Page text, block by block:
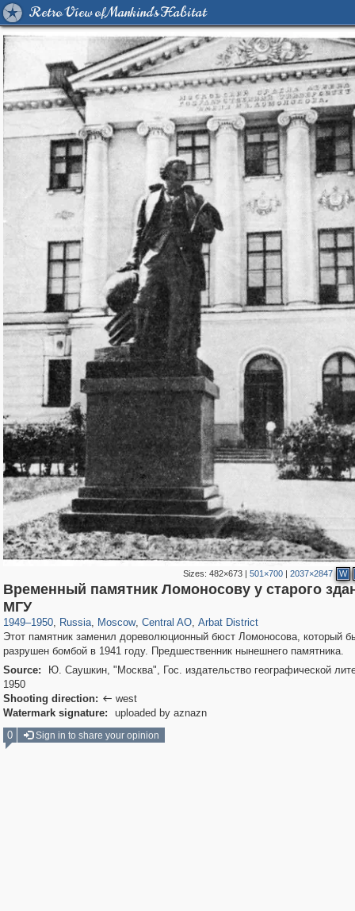
Retro View of Mankind's Habitat
Sizes: 482×673| 501×700| 2037×2847 W
Временный памятник Ломоносову у старого
МГУ
1949–1950, Russia, Moscow, Central AO, Arbat District
Этот памятник заменил дореволюционный бюст Ломоносова, который
разрушен бомбой в 1941 году. Предшественник нынешнего памятника.
Source:
Ю. Саушкин, "Москва", Гос. издательство географической
1950
Shooting direction:  west
Watermark signature:
uploaded by aznazn
0
Sign in to share your opinion